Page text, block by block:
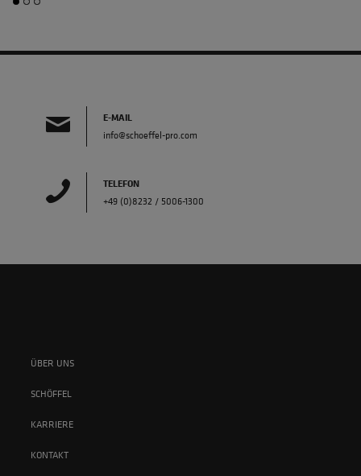
E-MAIL
info@schoeffel-pro.com
TELEFON
+49 (0)8232 / 5006-1300
ÜBER UNS
SCHÖFFEL
KARRIERE
KONTAKT